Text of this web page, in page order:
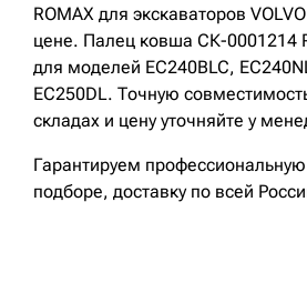
ROMAX для экскаваторов
цене. Палец ковша СК-0001214
для моделей EC240BLC,
EC250DL. Точную
складах и цену уточняйте у
Гарантируем
подборе, доставку по всей